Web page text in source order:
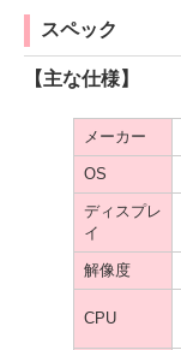
スペック
【主な仕様】
メーカー
OS
ディスプレ
イ
解像度
CPU